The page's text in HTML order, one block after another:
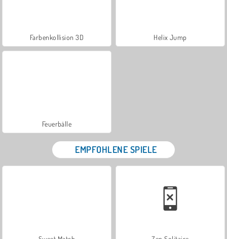
Farbenkollision 3D Helix Jump
Feuerbälle
EMPFOHLENE SPIELE